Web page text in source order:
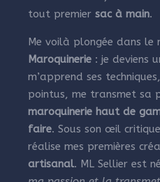
tout premier sac à main.
Me voilà plongée dans le
Maroquinerie : je deviens
m’apprend ses
pointus, me transmet sa
maroquinerie haut de
faire. Sous son œil
réalise mes premières
artisanal. ML Sellier est